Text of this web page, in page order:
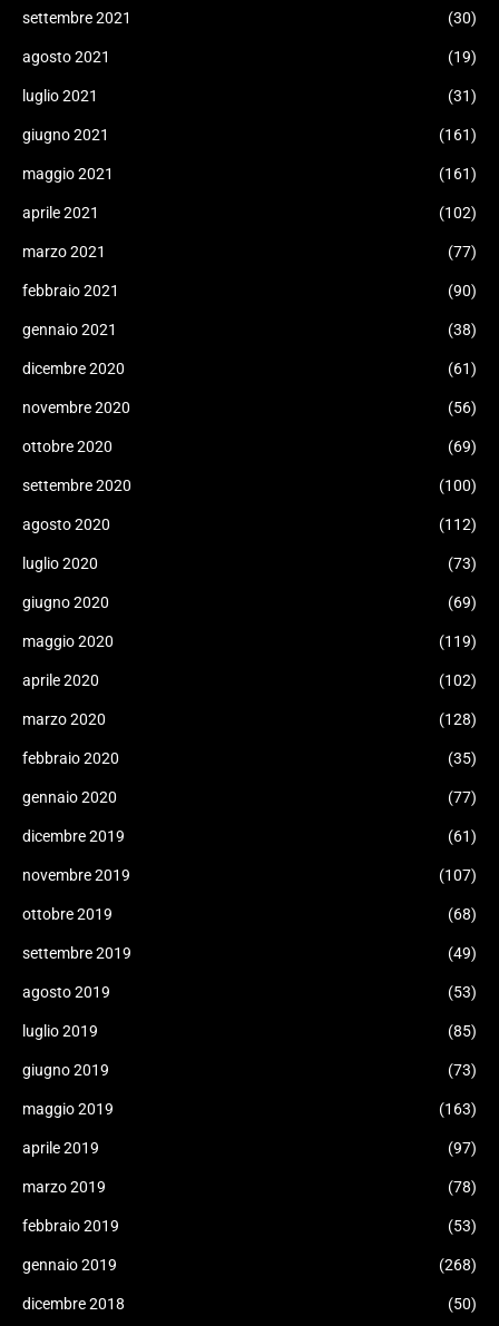
settembre 2021 (30)
agosto 2021 (19)
luglio 2021 (31)
giugno 2021 (161)
maggio 2021 (161)
aprile 2021 (102)
marzo 2021 (77)
febbraio 2021 (90)
gennaio 2021 (38)
dicembre 2020 (61)
novembre 2020 (56)
ottobre 2020 (69)
settembre 2020 (100)
agosto 2020 (112)
luglio 2020 (73)
giugno 2020 (69)
maggio 2020 (119)
aprile 2020 (102)
marzo 2020 (128)
febbraio 2020 (35)
gennaio 2020 (77)
dicembre 2019 (61)
novembre 2019 (107)
ottobre 2019 (68)
settembre 2019 (49)
agosto 2019 (53)
luglio 2019 (85)
giugno 2019 (73)
maggio 2019 (163)
aprile 2019 (97)
marzo 2019 (78)
febbraio 2019 (53)
gennaio 2019 (268)
dicembre 2018 (50)